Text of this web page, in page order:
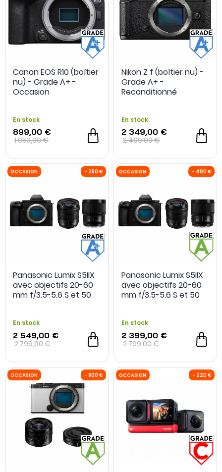
OCCASION - 100 € OCCASION
OCCASION - 160 €
Canon EOS R10 (boîtier
nu) - Grade A+ -
Occasion
En stock
899,00 €
1 059,00 €
OCCASION
Nikon Z f (boîtier nu) -
Grade A+ -
Reconditionné
En stock
2 349,00 €
2 499,00 €
Panasonic Lumix S5IIX
avec objectifs 20-60
mm f/3.5-5.6 S et 50
En stock
2 549,00 €
2 799,00 €
Panasonic Lumix S5IIX
avec objectifs 20-60
mm f/3.5-5.6 S et 50
En stock
2 399,00 €
2 799,00 €